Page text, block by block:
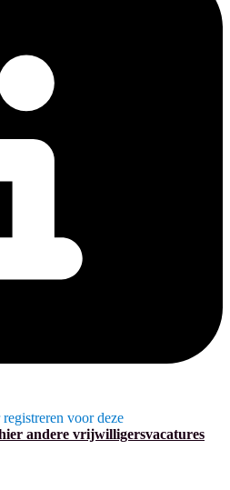
voor deze
andere vrijwilligersvacatures